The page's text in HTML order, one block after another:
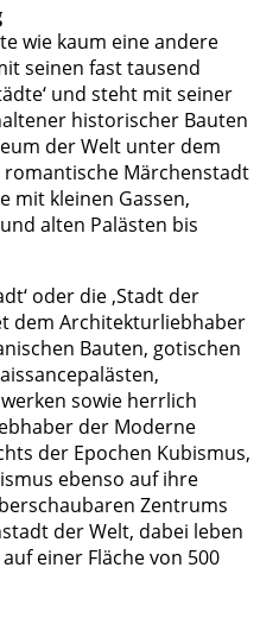
wie kaum eine andere
seinen fast tausend
und steht mit seiner
historischer Bauten
der Welt unter dem
romantische Märchenstadt
mit kleinen Gassen,
alten Palästen bis
oder die ‚Stadt der
dem Architekturliebhaber
Bauten, gotischen
sowie herrlich
der Moderne
der Epochen Kubismus,
ebenso auf ihre
Zentrums
der Welt, dabei leben
einer Fläche von 500